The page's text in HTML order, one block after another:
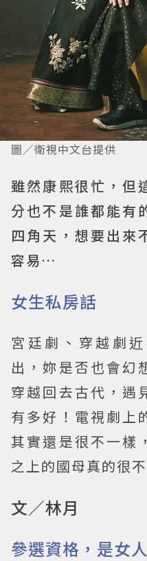
圖／衛視中文台提供
雖然康熙很忙，但
分也不是誰都能有
四角天，想要出來
容易…
女生私房話
宮廷劇、穿越劇
出，妳是否也會幻
穿越回去古代，遇
有多好！電視劇上
其實還是很不一樣
之上的國母真的很不
文／林月
參選資格，是女